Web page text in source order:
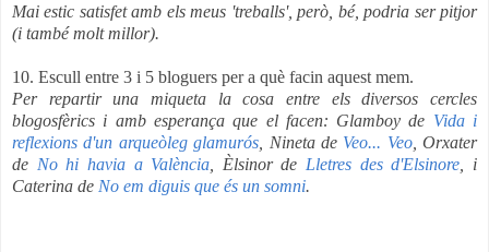
Mai estic satisfet amb els meus 'treballs', però, bé, podria ser pitjor
(i també molt millor).
10. Escull entre 3 i 5 bloguers per a què facin aquest mem.
Per repartir una miqueta la cosa entre els diversos cercles
blogosfèrics i amb esperança que el facen: Glamboy de Vida i
reflexions d'un arqueòleg glamurós , Nineta de Veo... Veo, Orxater
de No hi havia a València , Èlsinor de Lletres des d'Elsinore , i
Caterina de No em diguis que és un somni.